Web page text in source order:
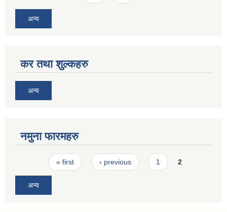
अन्य
कर तथा शुल्कहरु
अन्य
नमुना फारमहरु
Pages« first ‹ previous 1 2
अन्य